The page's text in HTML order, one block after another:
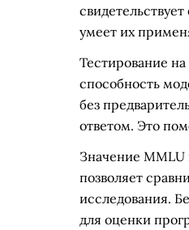
умеет их
Тестирование
способность
без
ответом. Это
Значение MMLU
позволяет
исследования.
для оценки